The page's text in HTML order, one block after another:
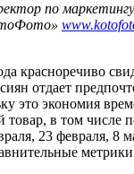
по
красноречиво
отдает
это экономия
товар, в том числе
23 февраля, 8